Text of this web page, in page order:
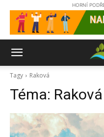
HORNÍ
Tagy Raková
Téma: Raková